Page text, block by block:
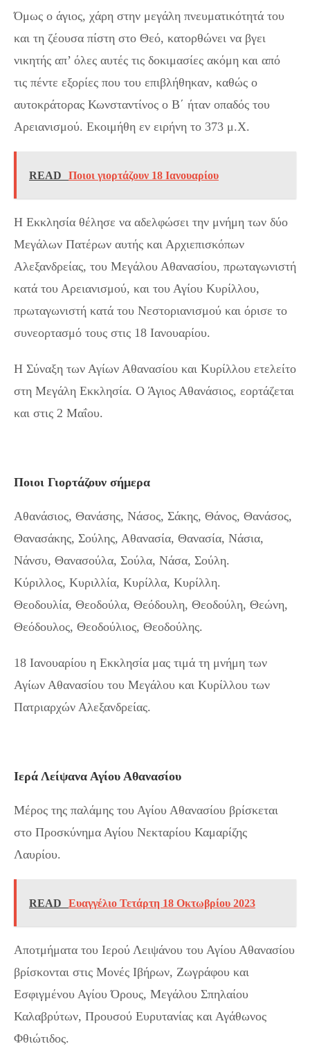
Όμως ο άγιος, χάρη στην μεγάλη πνευματικότητά του
και τη ζέουσα πίστη στο Θεό, κατορθώνει να βγει
νικητής απ’ όλες αυτές τις δοκιμασίες ακόμη και από
τις πέντε εξορίες που του επιβλήθηκαν, καθώς ο
αυτοκράτορας Κωνσταντίνος ο Β΄ ήταν οπαδός του
Αρειανισμού. Εκοιμήθη εν ειρήνη το 373 μ.Χ.
READ Ποιοι γιορτάζουν 18 Ιανουαρίου
Η Εκκλησία θέλησε να αδελφώσει την μνήμη των δύο
Μεγάλων Πατέρων αυτής και Αρχιεπισκόπων
Αλεξανδρείας, του Μεγάλου Αθανασίου, πρωταγωνιστή
κατά του Αρειανισμού, και του Αγίου Κυρίλλου,
πρωταγωνιστή κατά του Νεστοριανισμού και όρισε το
συνεορτασμό τους στις 18 Ιανουαρίου.
Η Σύναξη των Αγίων Αθανασίου και Κυρίλλου ετελείτο
στη Μεγάλη Εκκλησία. Ο Άγιος Αθανάσιος, εορτάζεται
και στις 2 Μαΐου.
Ποιοι Γιορτάζουν σήμερα
Αθανάσιος, Θανάσης, Νάσος, Σάκης, Θάνος, Θανάσος,
Θανασάκης, Σούλης, Αθανασία, Θανασία, Νάσια,
Νάνσυ, Θανασούλα, Σούλα, Νάσα, Σούλη.
Κύριλλος, Κυριλλία, Κυρίλλα, Κυρίλλη.
Θεοδουλία, Θεοδούλα, Θεόδουλη, Θεοδούλη, Θεώνη,
Θεόδουλος, Θεοδούλιος, Θεοδούλης.
18 Ιανουαρίου η Εκκλησία μας τιμά τη μνήμη των
Αγίων Αθανασίου του Μεγάλου και Κυρίλλου των
Πατριαρχών Αλεξανδρείας.
Ιερά Λείψανα Αγίου Αθανασίου
Μέρος της παλάμης του Αγίου Αθανασίου βρίσκεται
στο Προσκύνημα Αγίου Νεκταρίου Καμαρίζης
Λαυρίου.
READ Ευαγγέλιο Τετάρτη 18 Οκτωβρίου 2023
Αποτμήματα του Ιερού Λειψάνου του Αγίου Αθανασίου
βρίσκονται στις Μονές Ιβήρων, Ζωγράφου και
Εσφιγμένου Αγίου Όρους, Μεγάλου Σπηλαίου
Καλαβρύτων, Προυσού Ευρυτανίας και Αγάθωνος
Φθιώτιδος.